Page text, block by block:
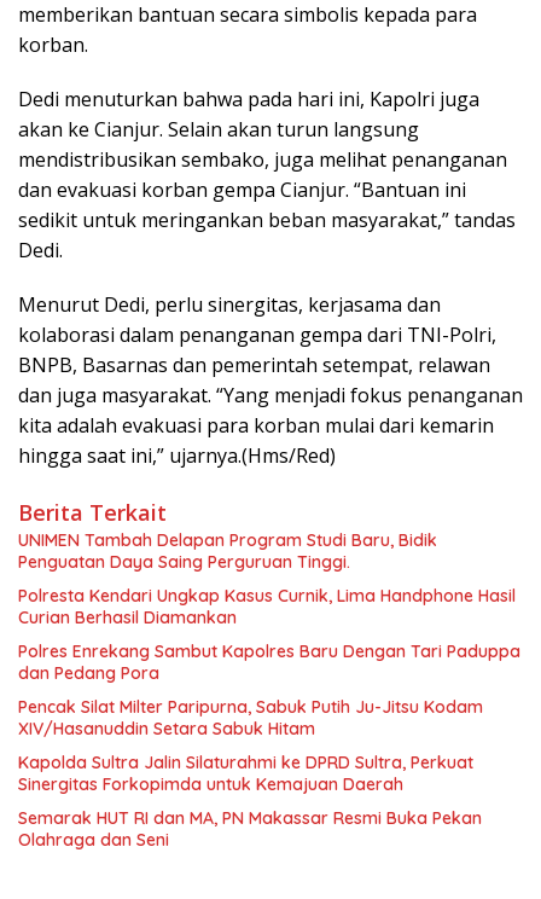
memberikan bantuan secara simbolis kepada para
korban.
Dedi menuturkan bahwa pada hari ini, Kapolri juga
akan ke Cianjur. Selain akan turun langsung
mendistribusikan sembako, juga melihat penanganan
dan evakuasi korban gempa Cianjur. “Bantuan ini
sedikit untuk meringankan beban masyarakat,” tandas
Dedi.
Menurut Dedi, perlu sinergitas, kerjasama dan
kolaborasi dalam penanganan gempa dari TNI-Polri,
BNPB, Basarnas dan pemerintah setempat, relawan
dan juga masyarakat. “Yang menjadi fokus penanganan
kita adalah evakuasi para korban mulai dari kemarin
hingga saat ini,” ujarnya.(Hms/Red)
Berita Terkait
UNIMEN Tambah Delapan Program Studi Baru, Bidik
Penguatan Daya Saing Perguruan Tinggi.
Polresta Kendari Ungkap Kasus Curnik, Lima Handphone Hasil
Curian Berhasil Diamankan
Polres Enrekang Sambut Kapolres Baru Dengan Tari Paduppa
dan Pedang Pora
Pencak Silat Milter Paripurna, Sabuk Putih Ju-Jitsu Kodam
XIV/Hasanuddin Setara Sabuk Hitam
Kapolda Sultra Jalin Silaturahmi ke DPRD Sultra, Perkuat
Sinergitas Forkopimda untuk Kemajuan Daerah
Semarak HUT RI dan MA, PN Makassar Resmi Buka Pekan
Olahraga dan Seni